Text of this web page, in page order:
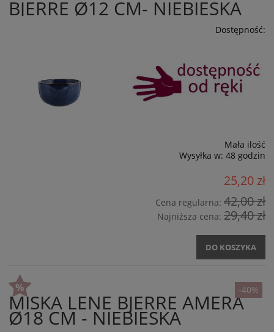
BJERRE Ø12 CM- NIEBIESKA
Dostępność:
Mała ilość
Wysyłka w: 48 godzin
25,20 zł
Cena regularna: 42,00 zł
Najniższa cena: 29,40 zł
DO KOSZYKA
MISKA LENE BJERRE AMERA
Ø18 CM - NIEBIESKA
-40%